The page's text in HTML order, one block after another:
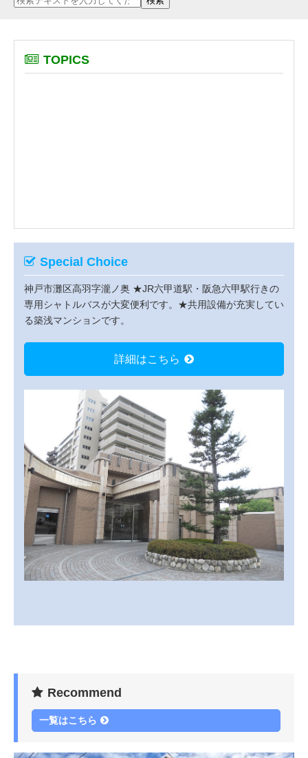
TOPICS
Special Choice
神戸市灘区高羽字瀧ノ奥 ★JR六甲道駅・阪急六甲駅行きの
専用シャトルバスが大変便利です。★共用設備が充実してい
る築浅マンションです。
詳細はこちら
Recommend
一覧はこちら